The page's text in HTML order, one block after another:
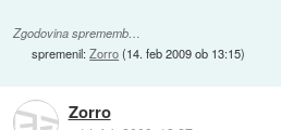
Zgodovina sprememb…
spremenil:Zorro(14. feb 2009 ob 13:15)
Zorro